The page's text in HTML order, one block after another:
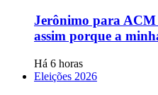
Jerônimo para ACM
assim porque a
Há 6 horas
Eleições 2026